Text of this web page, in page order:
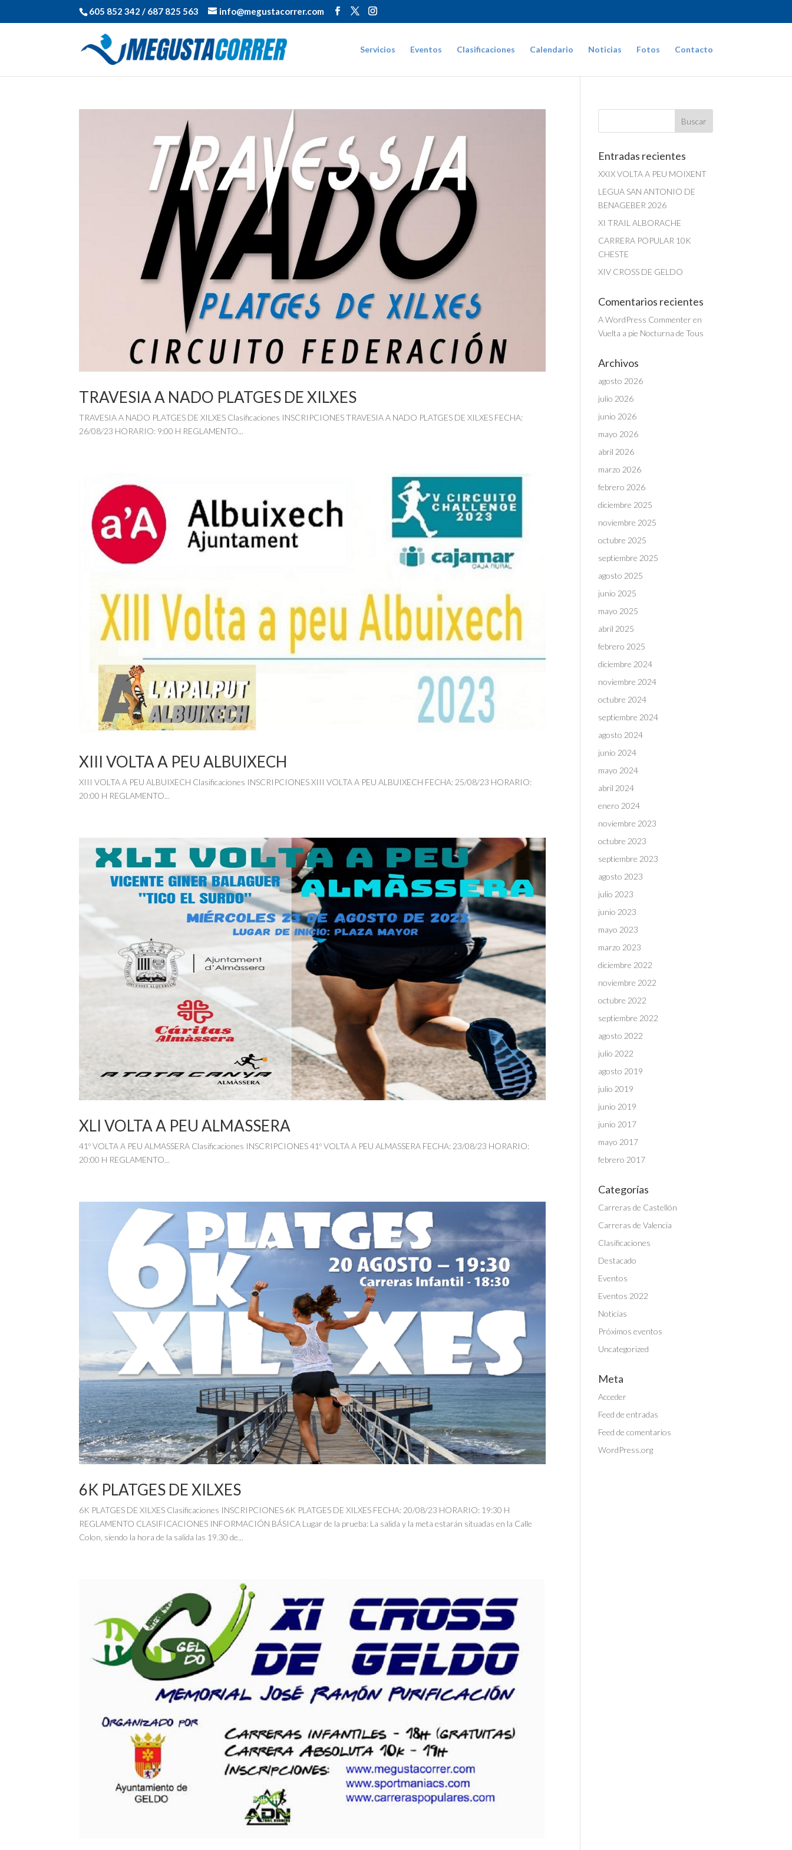
605 852 342 / 687 825 563 info@megustacorrer.com
Servicios Eventos Clasificaciones Calendario Noticias Fotos Contacto
TRAVESIA A NADO PLATGES DE XILXES
TRAVESIA A NADO PLATGES DE XILXES Clasificaciones INSCRIPCIONES TRAVESIA A NADO PLATGES DE XILXES FECHA:
26/08/23 HORARIO: 9:00 H REGLAMENTO...
XIII VOLTA A PEU ALBUIXECH
XIII VOLTA A PEU ALBUIXECH Clasificaciones INSCRIPCIONES XIII VOLTA A PEU ALBUIXECH FECHA: 25/08/23 HORARIO:
20:00 H REGLAMENTO...
XLI VOLTA A PEU ALMASSERA
41º VOLTA A PEU ALMASSERA Clasificaciones INSCRIPCIONES 41º VOLTA A PEU ALMASSERA FECHA: 23/08/23 HORARIO:
20:00 H REGLAMENTO...
6K PLATGES DE XILXES
6K PLATGES DE XILXES Clasificaciones INSCRIPCIONES 6K PLATGES DE XILXES FECHA: 20/08/23 HORARIO: 19:30 H
REGLAMENTO CLASIFICACIONES INFORMACIÓN BÁSICA Lugar de la prueba: La salida y la meta estarán situadas en la Calle
Colon, siendo la hora de la salida las 19.30 de...
Entradas recientes
XXIX VOLTA A PEU MOIXENT
LEGUA SAN ANTONIO DE
BENAGEBER 2026
XI TRAIL ALBORACHE
CARRERA POPULAR 10K
CHESTE
XIV CROSS DE GELDO
Comentarios recientes
A WordPress Commenter en
Vuelta a pie Nocturna de Tous
Archivos
agosto 2026
julio 2026
junio 2026
mayo 2026
abril 2026
marzo 2026
febrero 2026
diciembre 2025
noviembre 2025
octubre 2025
septiembre 2025
agosto 2025
junio 2025
mayo 2025
abril 2025
febrero 2025
diciembre 2024
noviembre 2024
octubre 2024
septiembre 2024
agosto 2024
junio 2024
mayo 2024
abril 2024
enero 2024
noviembre 2023
octubre 2023
septiembre 2023
agosto 2023
julio 2023
junio 2023
mayo 2023
marzo 2023
diciembre 2022
noviembre 2022
octubre 2022
septiembre 2022
agosto 2022
julio 2022
agosto 2019
julio 2019
junio 2019
junio 2017
mayo 2017
febrero 2017
Categorías
Carreras de Castellón
Carreras de Valencia
Clasificaciones
Destacado
Eventos
Eventos 2022
Noticias
Próximos eventos
Uncategorized
Meta
Acceder
Feed de entradas
Feed de comentarios
WordPress.org